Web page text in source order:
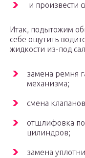
и произвести
Итак, подытожим
себе ощутить
жидкости из-под
замена ремня
механизма;
смена
отшлифовка
цилиндров;
замена